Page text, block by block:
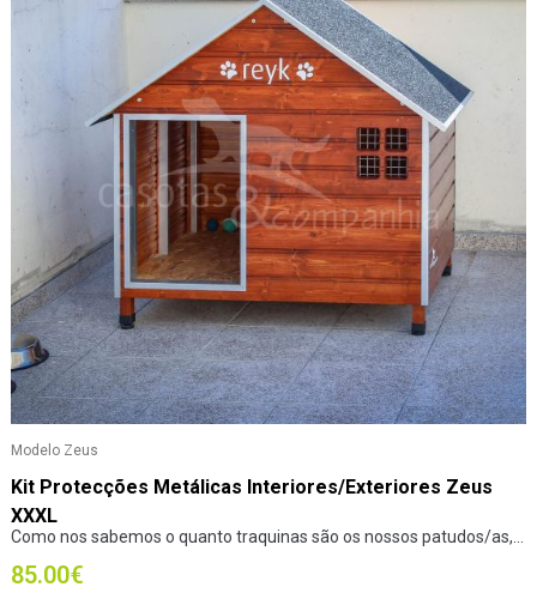
Modelo Zeus
Kit Protecções Metálicas Interiores/Exteriores Zeus
XXXL
Como nos sabemos o quanto traquinas são os nossos patudos/as,...
85.00€